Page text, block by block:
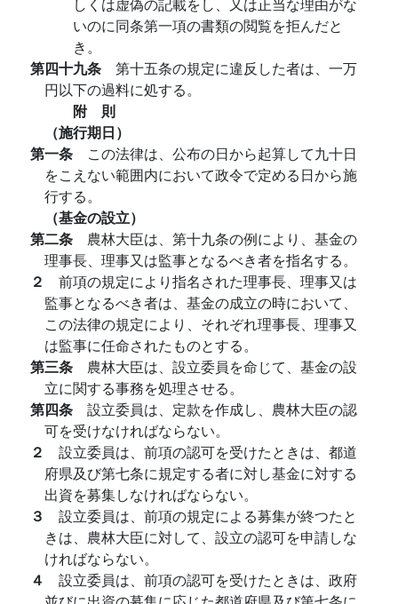
いのに同条第一項の書類の閲覧を拒んだと
き。
第四十九条 第十五条の規定に違反した者は、一万
円以下の過料に処する。
附 則
（施行期日）
第一条 この法律は、公布の日から起算して九十日
をこえない範囲内において政令で定める日から施
行する。
（基金の設立）
第二条 農林大臣は、第十九条の例により、基金の
理事長、理事又は監事となるべき者を指名する。
２ 前項の規定により指名された理事長、理事又は
監事となるべき者は、基金の成立の時において、
この法律の規定により、それぞれ理事長、理事又
は監事に任命されたものとする。
第三条 農林大臣は、設立委員を命じて、基金の設
立に関する事務を処理させる。
第四条 設立委員は、定款を作成し、農林大臣の認
可を受けなければならない。
２ 設立委員は、前項の認可を受けたときは、都道
府県及び第七条に規定する者に対し基金に対する
出資を募集しなければならない。
３ 設立委員は、前項の規定による募集が終つたと
きは、農林大臣に対して、設立の認可を申請しな
ければならない。
４ 設立委員は、前項の認可を受けたときは、政府